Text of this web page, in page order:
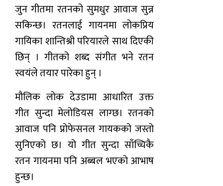
जुन गीतमा रतनको सुमधुर आवाज सुन्न
सकिन्छ। रतनलाई गायनमा लोकप्रिय
गायिका शान्तिश्री परियारले साथ दिएकी
छिन् । गीतको शब्द संगीत भने रतन
स्वयंले तयार पारेका हुन् ।
मौलिक लोक देउडामा आधारित उक्त
गीत सुन्दा मेलोडियस लाग्छ। रतनको
आवाज पनि प्रोफेसनल गायकको जस्तो
सुनिएको छ। यो गीत सुन्दा साँच्चिकै
रतन गायनमा पनि अब्बल भएको आभाष
हुन्छ।